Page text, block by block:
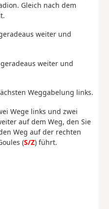
Gleich nach dem
weiter und
weiter und
Weggabelung links.
Wege links und zwei
auf dem Weg, den Sie
Weg auf der rechten
(S/Z) führt.